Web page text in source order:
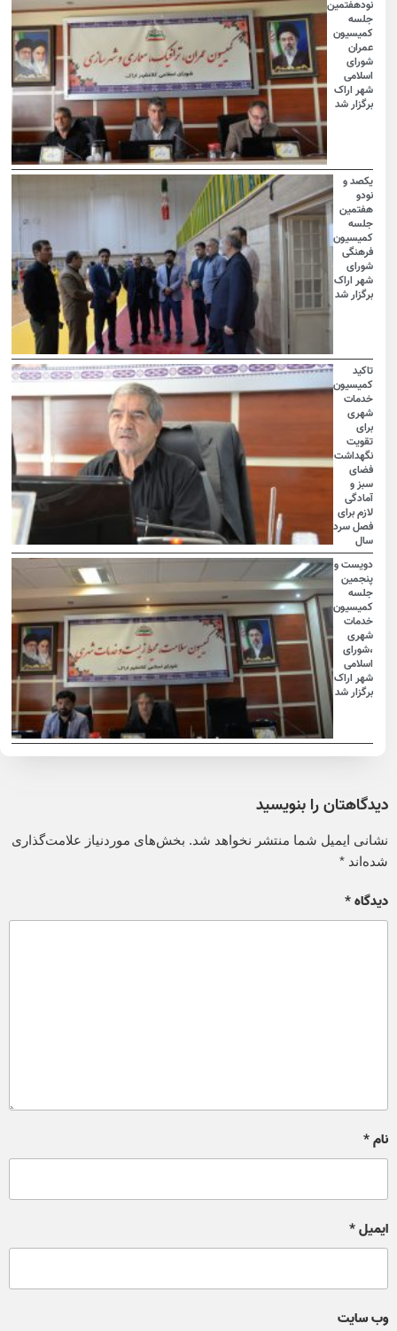
نودهفتمین
جلسه
کمیسیون
عمران
شورای
اسلامی
شهر اراک
برگزار شد
یکصد و
نودو
هفتمین
جلسه
کمیسیون
فرهنگی
شورای
شهر اراک
برگزار شد
تاکید
کمیسیون
خدمات
شهری
برای
تقویت
نگهداشت
فضای
سبز و
آمادگی
لازم برای
فصل سرد
سال
دویست و
پنجمین
جلسه
کمیسیون
خدمات
شهری
،شورای
اسلامی
شهر اراک
برگزار شد
دیدگاهتان را بنویسید
نشانی ایمیل شما منتشر نخواهد شد. بخش‌های موردنیاز علامت‌گذاری
شده‌اند*
دیدگاه*
نام*
ایمیل*
وب‌ سایت